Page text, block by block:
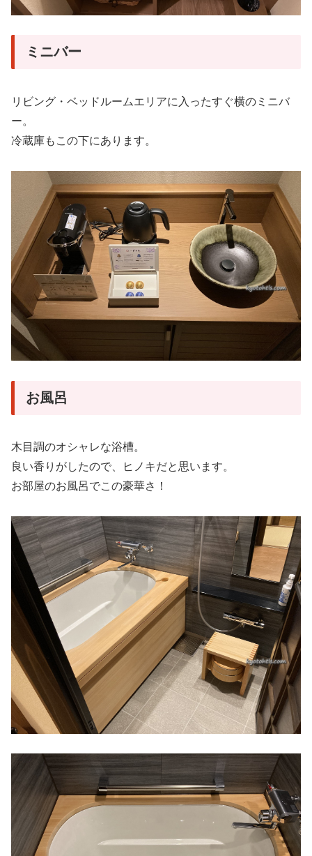
ミニバー
リビング・ベッドルームエリアに入ったすぐ横のミニバ
ー。
冷蔵庫もこの下にあります。
お風呂
木目調のオシャレな浴槽。
良い香りがしたので、ヒノキだと思います。
お部屋のお風呂でこの豪華さ！